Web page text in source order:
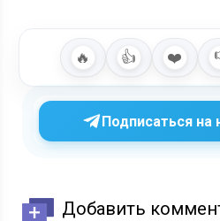
🔥 👍 ❤️
Подписаться
Добавить